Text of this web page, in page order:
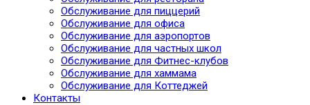
Обслуживание для пиццерий
Обслуживание для офиса
Обслуживание для аэропортов
Обслуживание для частных школ
Обслуживание для Фитнес-клубов
Обслуживание для хаммама
Обслуживание для Коттеджей
Контакты